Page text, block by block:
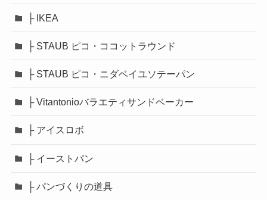
├ IKEA
├ STAUB ピコ・ココットラウンド
├ STAUB ピコ・ニダベイユソテーパン
├ Vitantonioバラエティサンドベーカー
├ アイスロボ
├ イーストパン
├ パンづくりの道具